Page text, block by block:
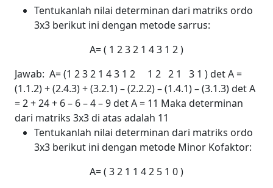
Tentukanlah nilai determinan dari matriks ordo
3x3 berikut ini dengan metode sarrus:
A= ( 1 232 1 43 1 2 )
Jawab: A= (1 232 1 43 1 2 1 2 2 1 3 1 )det A =
(1.1.2) + (2.4.3) + (3.2.1) – (2.2.2) – (1.4.1) – (3.1.3)det A
= 2 + 24 + 6 – 6 – 4 – 9det A = 11 Maka determinan
dari matriks 3x3 di atas adalah 11
Tentukanlah nilai determinan dari matriks ordo
3x3 berikut ini dengan metode Minor Kofaktor:
A= ( 32 1 1 42 5 1 0 )